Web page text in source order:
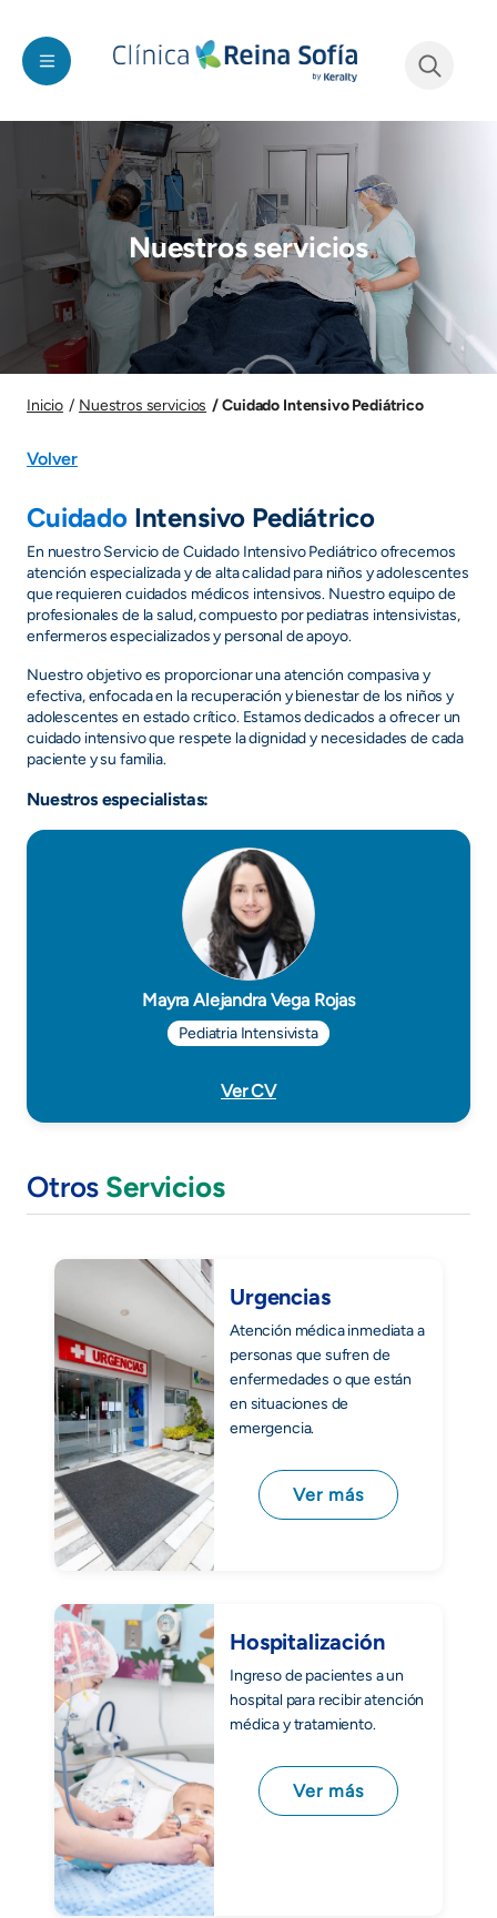
Nuestros servicios
Inicio Nuestros servicios Cuidado Intensivo Pediátrico
Volver
Cuidado Intensivo Pediátrico
En nuestro Servicio de Cuidado Intensivo Pediátrico ofrecemos
atención especializada y de alta calidad para niños y adolescentes
que requieren cuidados médicos intensivos. Nuestro equipo de
profesionales de la salud, compuesto por pediatras intensivistas,
enfermeros especializados y personal de apoyo.
Nuestro objetivo es proporcionar una atención compasiva y
efectiva, enfocada en la recuperación y bienestar de los niños y
adolescentes en estado crítico. Estamos dedicados a ofrecer un
cuidado intensivo que respete la dignidad y necesidades de cada
paciente y su familia.
Nuestros especialistas:
Mayra Alejandra Vega Rojas
Pediatria Intensivista
Ver CV
Otros Servicios
Urgencias
Atención médica inmediata a
personas que sufren de
enfermedades o que están
en situaciones de
emergencia.
Ver más
Hospitalización
Ingreso de pacientes a un
hospital para recibir atención
médica y tratamiento.
Ver más